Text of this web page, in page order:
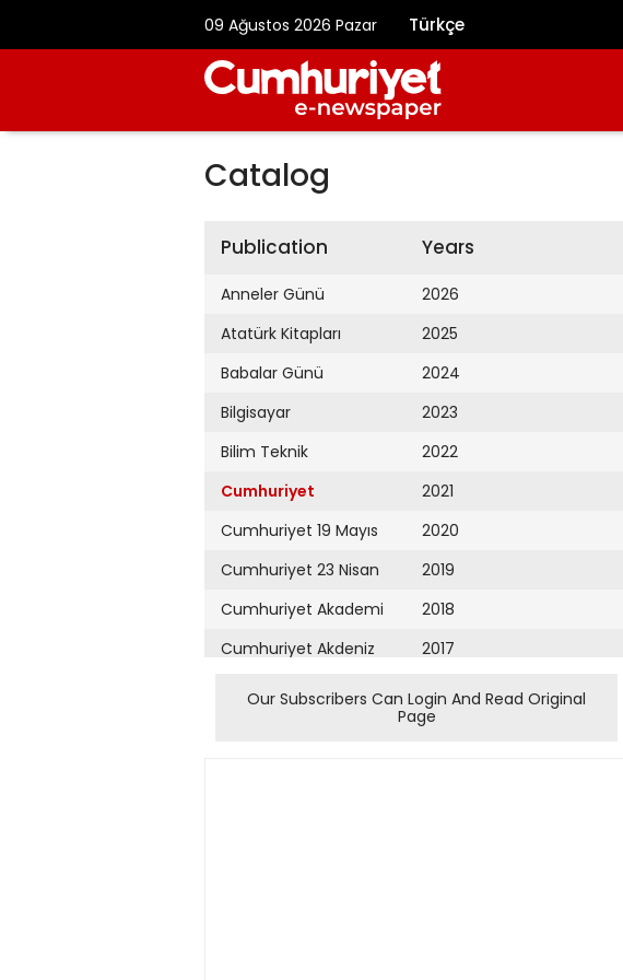
09 Ağustos 2026 Pazar Türkçe
Catalog
Publication
Anneler Günü
Atatürk Kitapları
Babalar Günü
Bilgisayar
Bilim Teknik
Cumhuriyet
Cumhuriyet 19 Mayıs
Cumhuriyet 23 Nisan
Cumhuriyet Akademi
Cumhuriyet Akdeniz
Cumhuriyet Alışveriş
Years
2026
2025
2024
2023
2022
2021
2020
2019
2018
2017
2016
2015
Our Subscribers Can Login And Read Original
Page